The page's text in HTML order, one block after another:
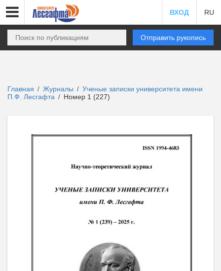
ВХОД RU
Отправить рукопись
Главная / Журналы / Ученые записки университета имени
П.Ф. Лесгафта / Номер 1 (227)